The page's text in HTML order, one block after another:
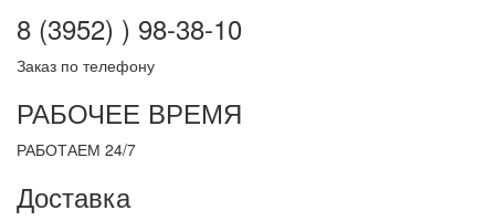
8 (3952) ) 98-38-10
Заказ по телефону
РАБОЧЕЕ ВРЕМЯ
РАБОТАЕМ 24/7
Доставка